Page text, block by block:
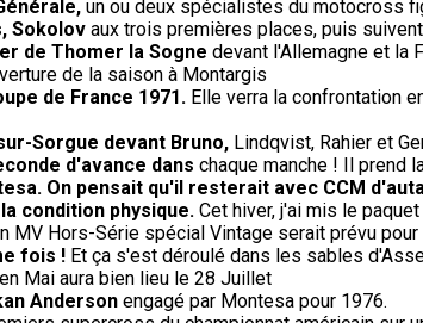
un ou deux spécialistes du motocross
Sokolov aux trois premières places, puis
de Thomer la Sogne devant l'Allemagne et la
de la saison à Montargis
de France 1971. Elle verra la confrontation
Sorgue devant Bruno, Lindqvist, Rahier et
d'avance dans chaque manche ! Il prend
On pensait qu'il resterait avec CCM
condition physique. Cet hiver, j'ai mis le
MV Hors-Série spécial Vintage serait prévu
fois ! Et ça s'est déroulé dans les sables
en Mai aura bien lieu le 28 Juillet
Anderson engagé par Montesa pour 1976.